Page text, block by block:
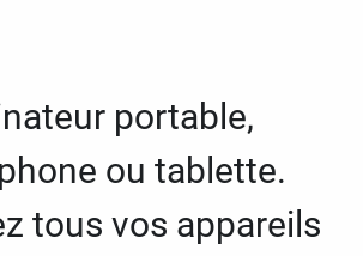
portable,
ou tablette.
tous vos appareils